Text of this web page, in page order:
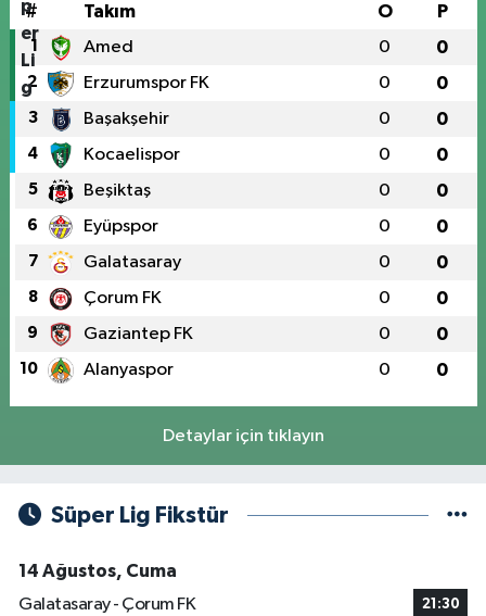
# Takım O P
1 Amed 0 0
2 Erzurumspor FK 0 0
3 Başakşehir 0 0
4 Kocaelispor 0 0
5 Beşiktaş 0 0
6 Eyüpspor 0 0
7 Galatasaray 0 0
8 Çorum FK 0 0
9 Gaziantep FK 0 0
10 Alanyaspor 0 0
Detaylar için tıklayın
Süper Lig Fikstür
14 Ağustos, Cuma
Galatasaray - Çorum FK
21:30